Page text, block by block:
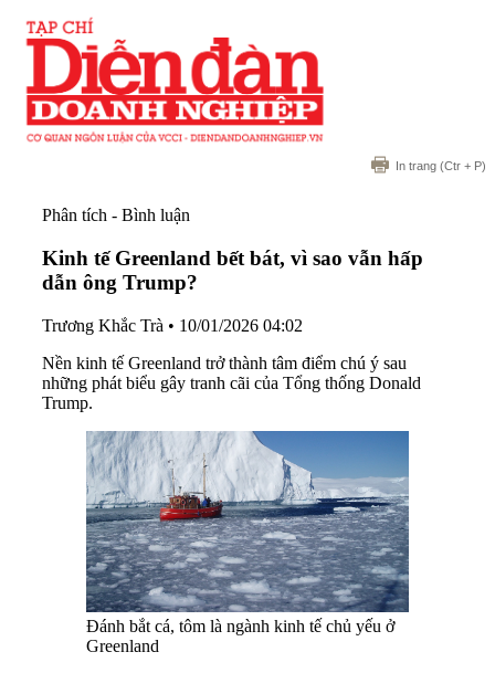
In trang (Ctr + P)
Phân tích - Bình luận
Kinh tế Greenland bết bát, vì sao vẫn hấp
dẫn ông Trump?
Trương Khắc Trà • 10/01/2026 04:02
Nền kinh tế Greenland trở thành tâm điểm chú ý sau
những phát biểu gây tranh cãi của Tổng thống Donald
Trump.
Đánh bắt cá, tôm là ngành kinh tế chủ yếu ở
Greenland